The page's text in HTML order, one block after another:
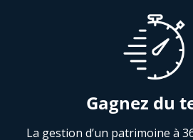
Gagnez du
La gestion d’un patrimoine à